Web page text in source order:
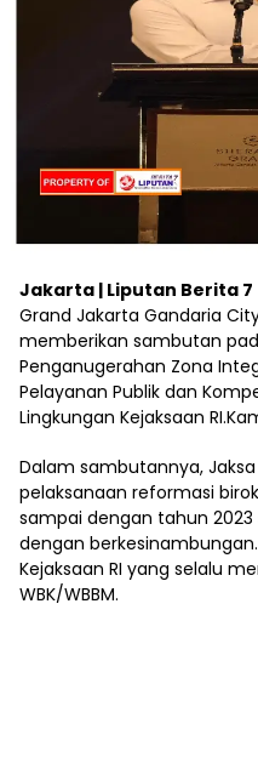
Jakarta | Liputan Berita 7
Grand Jakarta Gandaria
memberikan sambutan
Penganugerahan Zona
Pelayanan Publik dan
Lingkungan Kejaksaan
Dalam sambutannya,
pelaksanaan reformasi
sampai dengan tahun
dengan
Kejaksaan RI yang selalu
WBK/WBBM.